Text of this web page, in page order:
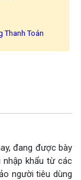
Thanh Toán
đang được bày
nhập khẩu từ các
người tiêu dùng